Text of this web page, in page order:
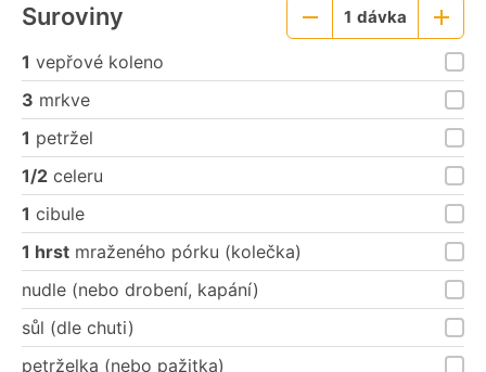
Suroviny
Menší
1 dávka
Větší
porce
1 vepřové koleno
3 mrkve
1 petržel
1/2 celeru
1 cibule
1 hrst mraženého pórku (kolečka)
nudle (nebo drobení, kapání)
sůl (dle chuti)
petrželka (nebo pažitka)